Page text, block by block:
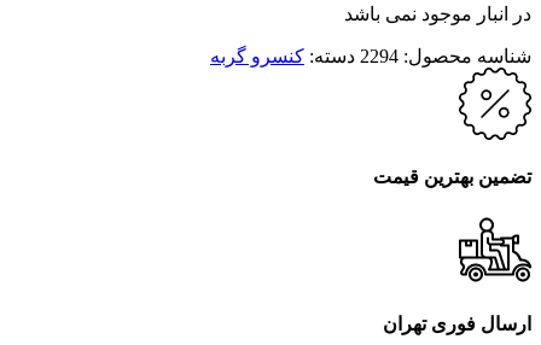
در انبار موجود نمی باشد
شناسه محصول: 2294 دسته: کنسرو گربه
تضمین بهترین قیمت
ارسال فوری تهران